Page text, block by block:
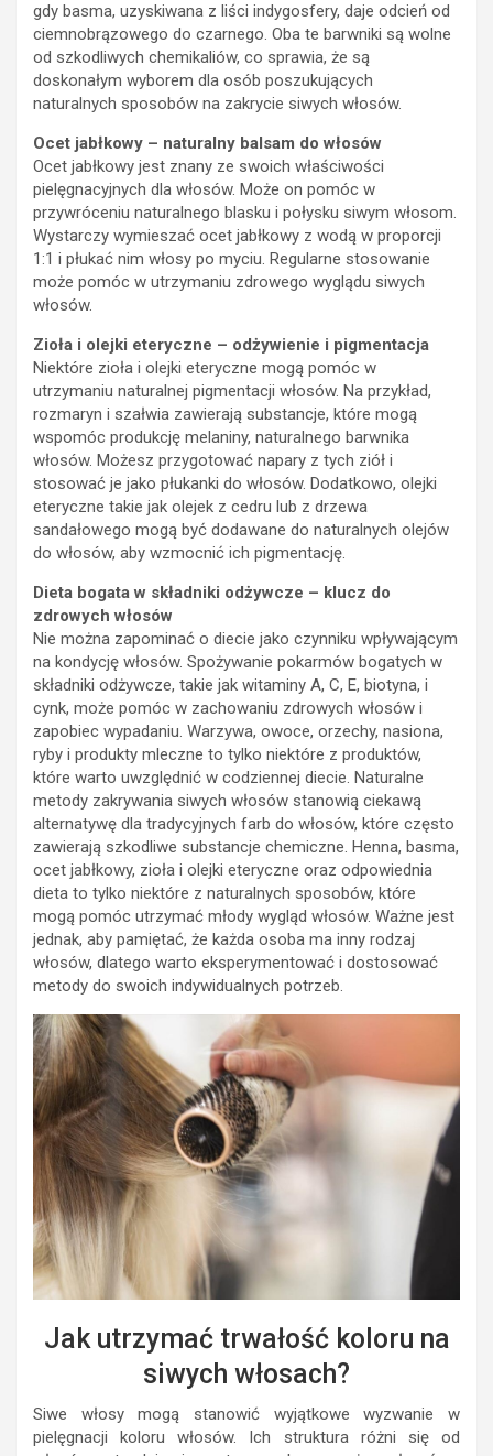
gdy basma, uzyskiwana z liści indygosfery, daje odcień od
ciemnobrązowego do czarnego. Oba te barwniki są wolne
od szkodliwych chemikaliów, co sprawia, że są
doskonałym wyborem dla osób poszukujących
naturalnych sposobów na zakrycie siwych włosów.
Ocet jabłkowy – naturalny balsam do włosów
Ocet jabłkowy jest znany ze swoich właściwości
pielęgnacyjnych dla włosów. Może on pomóc w
przywróceniu naturalnego blasku i połysku siwym włosom.
Wystarczy wymieszać ocet jabłkowy z wodą w proporcji
1:1 i płukać nim włosy po myciu. Regularne stosowanie
może pomóc w utrzymaniu zdrowego wyglądu siwych
włosów.
Zioła i olejki eteryczne – odżywienie i pigmentacja
Niektóre zioła i olejki eteryczne mogą pomóc w
utrzymaniu naturalnej pigmentacji włosów. Na przykład,
rozmaryn i szałwia zawierają substancje, które mogą
wspomóc produkcję melaniny, naturalnego barwnika
włosów. Możesz przygotować napary z tych ziół i
stosować je jako płukanki do włosów. Dodatkowo, olejki
eteryczne takie jak olejek z cedru lub z drzewa
sandałowego mogą być dodawane do naturalnych olejów
do włosów, aby wzmocnić ich pigmentację.
Dieta bogata w składniki odżywcze – klucz do
zdrowych włosów
Nie można zapominać o diecie jako czynniku wpływającym
na kondycję włosów. Spożywanie pokarmów bogatych w
składniki odżywcze, takie jak witaminy A, C, E, biotyna, i
cynk, może pomóc w zachowaniu zdrowych włosów i
zapobiec wypadaniu. Warzywa, owoce, orzechy, nasiona,
ryby i produkty mleczne to tylko niektóre z produktów,
które warto uwzględnić w codziennej diecie. Naturalne
metody zakrywania siwych włosów stanowią ciekawą
alternatywę dla tradycyjnych farb do włosów, które często
zawierają szkodliwe substancje chemiczne. Henna, basma,
ocet jabłkowy, zioła i olejki eteryczne oraz odpowiednia
dieta to tylko niektóre z naturalnych sposobów, które
mogą pomóc utrzymać młody wygląd włosów. Ważne jest
jednak, aby pamiętać, że każda osoba ma inny rodzaj
włosów, dlatego warto eksperymentować i dostosować
metody do swoich indywidualnych potrzeb.
Jak utrzymać trwałość koloru na
siwych włosach?
Siwe włosy mogą stanowić wyjątkowe wyzwanie w
pielęgnacji koloru włosów. Ich struktura różni się od